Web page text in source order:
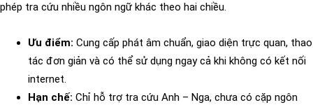
phép tra cứu nhiều ngôn ngữ khác theo hai chiều.
Ưu điểm: Cung cấp phát âm chuẩn, giao diện trực quan, thao
tác đơn giản và có thể sử dụng ngay cả khi không có kết nối
internet.
Hạn chế: Chỉ hỗ trợ tra cứu Anh – Nga, chưa có cặp ngôn